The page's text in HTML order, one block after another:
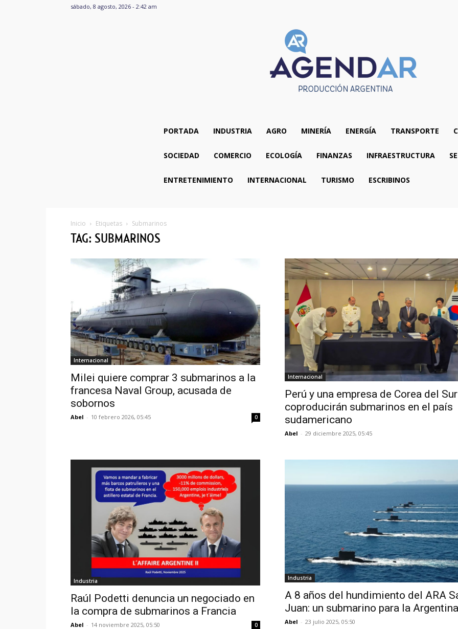
sábado, 8 agosto, 2026 - 2:42 am
PORTADA INDUSTRIA AGRO MINERÍA ENERGÍA TRANSPORTE
SOCIEDAD COMERCIO ECOLOGÍA FINANZAS INFRAESTRUCTURA
ENTRETENIMIENTO INTERNACIONAL TURISMO ESCRIBINOS
Inicio Etiquetas Submarinos
TAG: SUBMARINOS
Internacional
Milei quiere comprar 3 submarinos a la
francesa Naval Group, acusada de
sobornos
Abel - 10 febrero 2026, 05:45 0
Internacional
Perú y una empresa de Corea del Sur
coproducirán submarinos en el país
sudamericano
Abel - 29 diciembre 2025, 05:45
Industria
Raúl Podetti denuncia un negociado en
la compra de submarinos a Francia
Abel - 14 noviembre 2025, 05:50 0
Industria
A 8 años del hundimiento del ARA
Juan: un submarino para la Argentina
Abel - 23 julio 2025, 05:50